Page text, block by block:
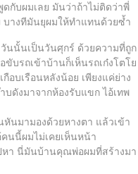
ดกับผมเลย มันว่าถ้าไม่ติดว่าพี่
บางทีมันยุผมให้ทำแทนด้วยซ้ำ
นนั้นเป็นวันศุกร์ ด้วยความที่ถูก
บรถเข้าบ้านก็เห็นรถเก๋งโตโย
อบเรือนหลังน้อย เพียงแค่ย่าง
บดังมาจากห้องรับแขก ไอ้เทพ
นมามองด้วยหางตา แล้วเข้า
นนี้ผมไม่เคยเห็นหน้า
ปหา นี่มันบ้านคุณพ่อผมที่สร้างมา